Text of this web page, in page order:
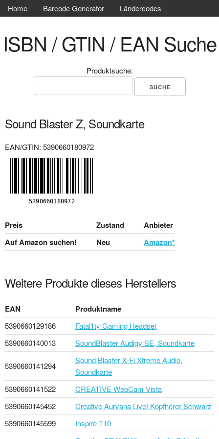
Home Barcode Generator Ländercodes
ISBN / GTIN / EAN Suche
Produktsuche:
Sound Blaster Z, Soundkarte
EAN/GTIN: 5390660180972
Preis Zustand
Anbieter
Auf Amazon suchen!
Neu Amazon*
Weitere Produkte dieses Herstellers
EAN Produktname
5390660129186
Fatal1ty Gaming Headset
5390660140013
SoundBlaster Audigy SE, Soundkarte
5390660141294
Sound Blaster X-Fi Xtreme Audio,
Soundkarte
5390660141522
CREATIVE WebCam Vista
5390660145452
Creative Aurvana Live! Kopfhörer Schwarz
5390660145599
Inspire T10